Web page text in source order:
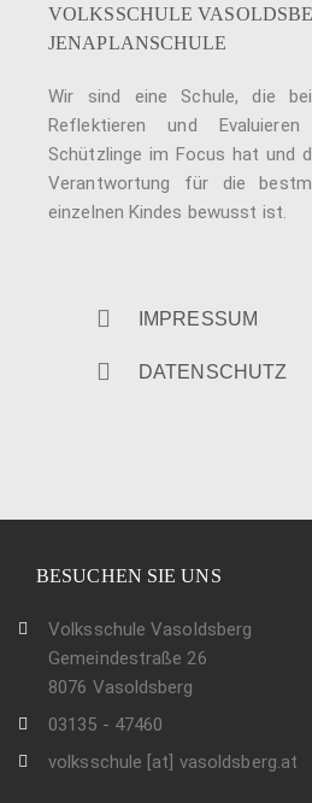
VOLKSSCHULE
JENAPLANSCHULE
Wir sind eine Schule, die
Reflektieren und
Schützlinge im Focus hat und
Verantwortung für die
einzelnen Kindes bewusst ist.
IMPRESSUM
DATENSCHUTZ
BESUCHEN SIE UNS
Volksschule Vasoldsberg
Gemeindestraße 26
8076 Vasoldsberg
03135 - 47460
volksschule [at] vasoldsberg.at